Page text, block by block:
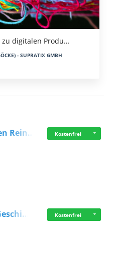
zu digitalen Produ…
- SUPRATIX GMBH
Rein… Kostenfrei
Kostenfrei